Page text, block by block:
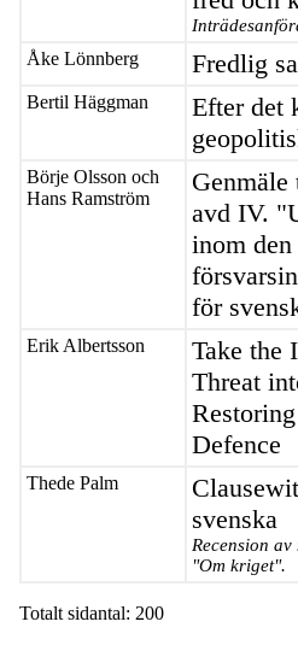
Åke Lönnberg Fredlig
Bertil Häggman
Efter det
Börje Olsson och
Hans Ramström
avd IV.
inom
för
Erik Albertsson
Take the
Threat
Defence
Thede Palm
svenska
Recension
"Om kriget".
Totalt sidantal: 200